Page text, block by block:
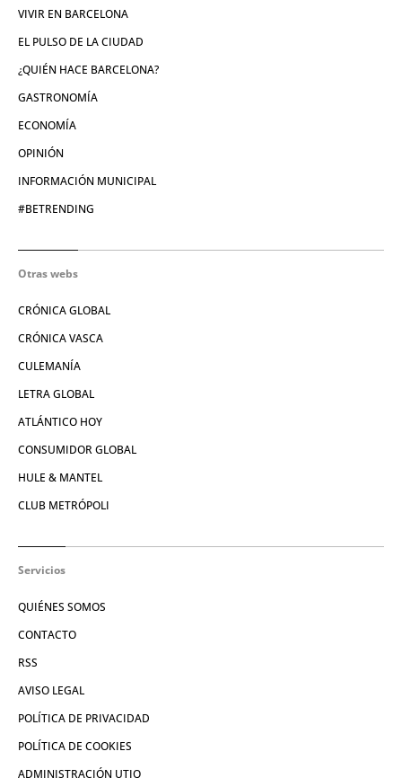
VIVIR EN BARCELONA
EL PULSO DE LA CIUDAD
¿QUIÉN HACE BARCELONA?
GASTRONOMÍA
ECONOMÍA
OPINIÓN
INFORMACIÓN MUNICIPAL
#BETRENDING
Otras webs
CRÓNICA GLOBAL
CRÓNICA VASCA
CULEMANÍA
LETRA GLOBAL
ATLÁNTICO HOY
CONSUMIDOR GLOBAL
HULE & MANTEL
CLUB METRÓPOLI
Servicios
QUIÉNES SOMOS
CONTACTO
RSS
AVISO LEGAL
POLÍTICA DE PRIVACIDAD
POLÍTICA DE COOKIES
ADMINISTRACIÓN UTIQ